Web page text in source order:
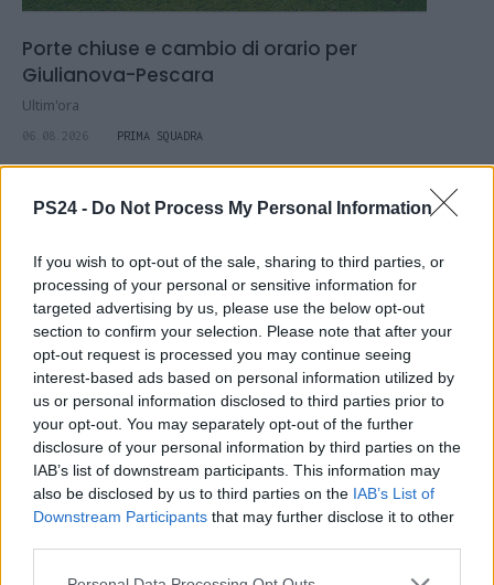
PS24 - Do Not Process My Personal Information
If you wish to opt-out of the sale, sharing to third parties, or
processing of your personal or sensitive information for
targeted advertising by us, please use the below opt-out
section to confirm your selection. Please note that after your
opt-out request is processed you may continue seeing
interest-based ads based on personal information utilized by
us or personal information disclosed to third parties prior to
your opt-out. You may separately opt-out of the further
disclosure of your personal information by third parties on the
IAB’s list of downstream participants. This information may
also be disclosed by us to third parties on the IAB’s List of
Downstream Participants that may further disclose it to other
Porte chiuse e cambio di orario per
Giulianova-Pescara
Ultim'ora
06.08.2026 PRIMA SQUADRA
Fase di stallo sul mercato, ma..
Il punto
06.08.2026 PRIMA SQUADRA